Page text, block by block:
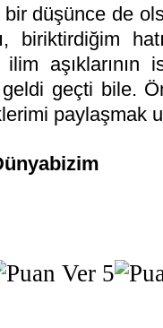
düşünce de
biriktirdiğim
aşıklarının
geldi geçti bile.
paylaşmak